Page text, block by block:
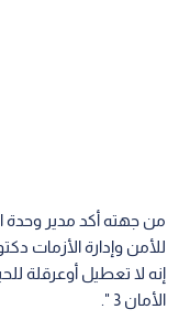
من جهته أكد مدير وحدة
للأمن وإدارة الأزمات
إنه لا تعطيل أوعرقلة
الأمان 3 ".